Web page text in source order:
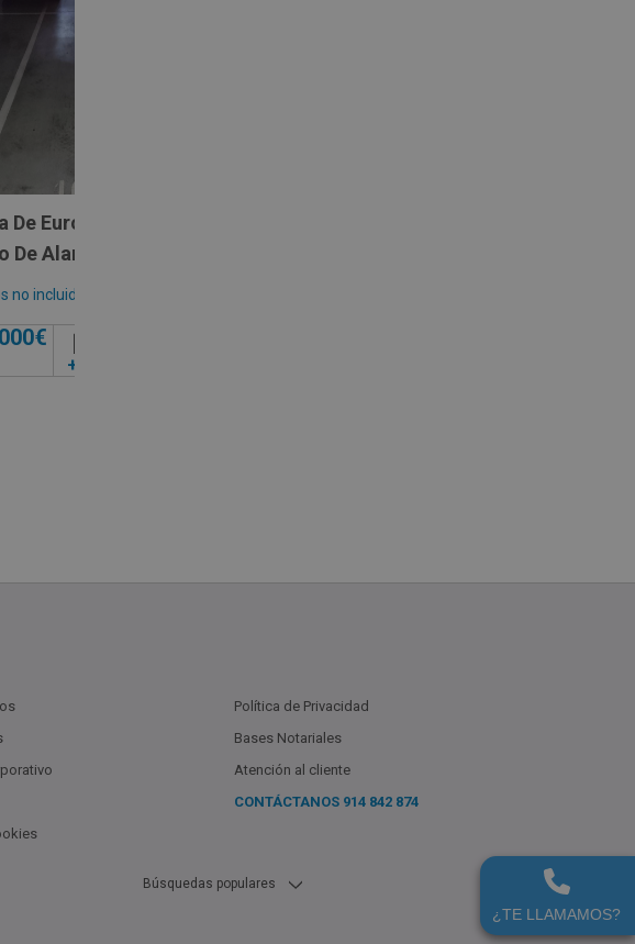
De Europa -, 28223
De Alarcon - Madrid
no incluidos
+
Política de Privacidad
Bases Notariales
Atención al cliente
CONTÁCTANOS 914 842 874
Búsquedas populares